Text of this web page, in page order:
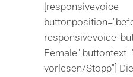
[responsivevoice
Female"
vorlesen/Stopp"]